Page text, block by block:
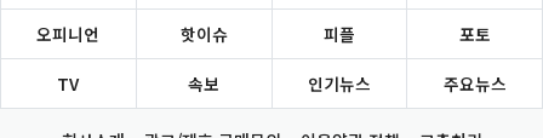
오피니언 핫이슈 피플 포토
TV 속보 인기뉴스 주요뉴스